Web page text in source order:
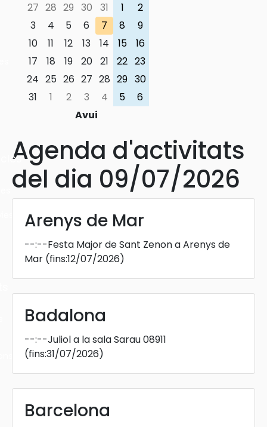
27 28 29 30 31 1
2
3
4 5 6 7 8
9
10
11 12 13 14 15
16
17
18 19 20 21 22 23
24 25 26 27 28 29 30
31
1 2 3 4 5
6
Avui
Agenda d'activitats
del dia 09/07/2026
Arenys de Mar
--:--Festa Major de Sant Zenon a Arenys de
Mar (fins:12/07/2026)
Badalona
--:--Juliol a la sala Sarau 08911
(fins:31/07/2026)
Barcelona